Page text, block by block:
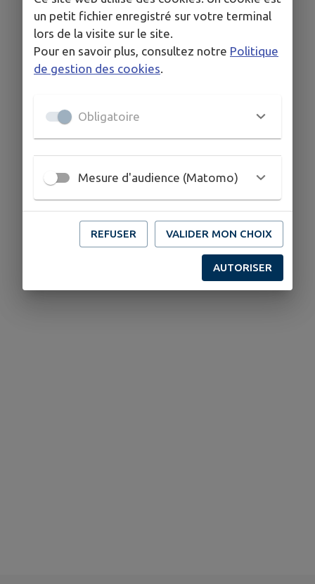
un petit fichier enregistré sur votre terminal
lors de la visite sur le site.
Pour en savoir plus, consultez notre Politique
de gestion des cookies
Obligatoire
Mesure d'audience (Matomo)
REFUSER VALIDER MON CHOIX
AUTORISER